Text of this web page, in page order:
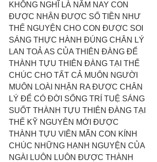
KHÔNG NGHĨ LÀ NĂM NAY CON
ĐƯỢC NHẬN ĐƯỢC SỐ TIỀN NHƯ
THẾ NGUYỆN CHO CON ĐƯỢC SOI
SÁNG THỰC HÀNH ĐÚNG CHÂN LÝ
LAN TOẢ AS CỦA THIÊN ĐÀNG ĐỂ
THÀNH TỰU THIÊN ĐÀNG TẠI THẾ
CHÚC CHO TẤT CẢ MUÔN NGƯỜI
MUÔN LOÀI NHẬN RA ĐƯỢC CHÂN
LÝ ĐỂ CÓ ĐỜI SỐNG TRÍ TUỆ SÁNG
SUỐT THÀNH TỰU THIÊN ĐÀNG TẠI
THẾ KỸ NGUYÊN MỚI ĐƯỢC
THÀNH TỰU VIÊN MÃN CON KÍNH
CHÚC NHỮNG HẠNH NGUYỆN CỦA
NGÀI LUÔN LUÔN ĐƯỢC THÀNH